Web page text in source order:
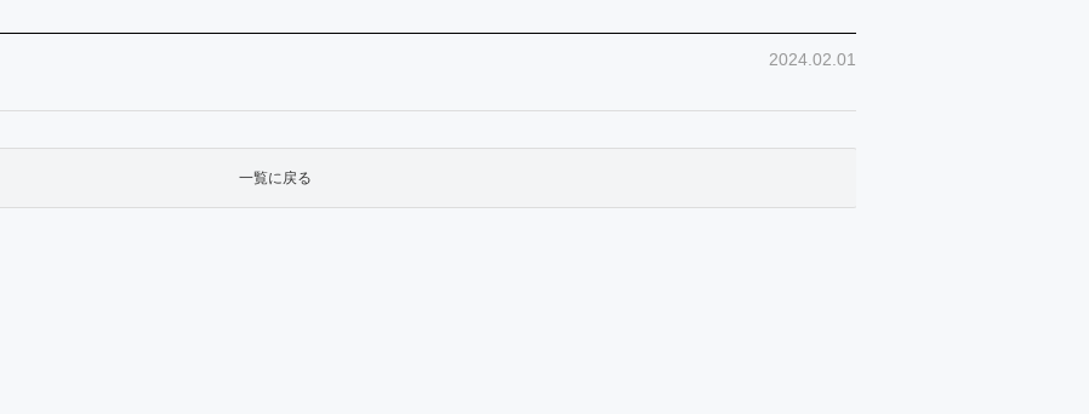
2024.02.01
一覧に戻る